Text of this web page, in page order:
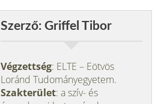
Szerző: Griffel Tibor
Végzettség: ELTE – Eötvös
Loránd Tudományegyetem.
Szakterület: a szív- és